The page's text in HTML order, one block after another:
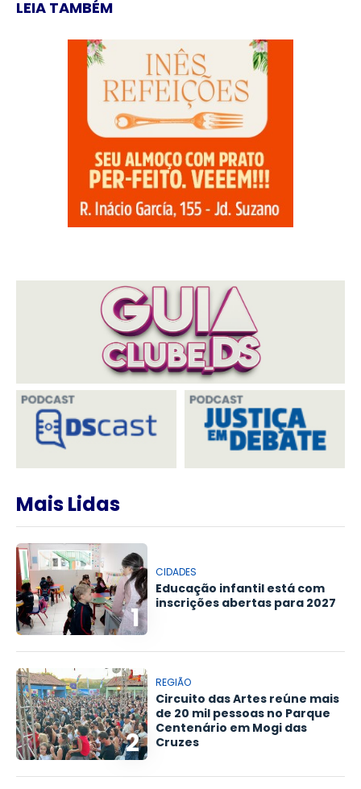
LEIA TAMBÉM
Mais Lidas
1
CIDADES
Educação infantil está com
inscrições abertas para 2027
2
REGIÃO
Circuito das Artes reúne mais
de 20 mil pessoas no Parque
Centenário em Mogi das
Cruzes